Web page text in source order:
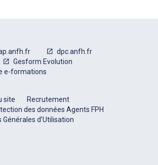
dpc.anfh.fr
Gesform Evolution
e-formations
site
Recrutement
des données Agents FPH
Générales d’Utilisation